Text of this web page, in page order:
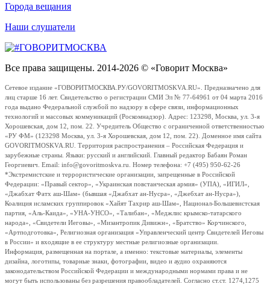
Города вещания
Наши слушатели
Все права защищены. 2014-2026 © «Говорит Москва»
Сетевое издание «ГОВОРИТМОСКВА.РУ/GOVORITMOSKVA.RU». Предназначено для
лиц старше 16 лет. Свидетельство о регистрации СМИ Эл № 77-64961 от 04 марта 2016
года выдано Федеральной службой по надзору в сфере связи, информационных
технологий и массовых коммуникаций (Роскомнадзор). Адрес: 123298, Москва, ул. 3-я
Хорошевская, дом 12, пом. 22. Учредитель Общество с ограниченной ответственностью
«РУ ФМ» (123298 Москва, ул. 3-я Хорошевская, дом 12, пом. 22). Доменное имя сайта
GOVORITMOSKVA.RU. Территория распространения – Российская Федерация и
зарубежные страны. Языки: русский и английский. Главный редактор Бабаян Роман
Георгиевич. Email: info@govoritmoskva.ru. Номер телефона: +7 (495) 950-62-26
*Экстремистские и террористические организации, запрещенные в Российской
Федерации: «Правый сектор», «Украинская повстанческая армия» (УПА), «ИГИЛ»,
«Джабхат Фатх аш-Шам» (бывшая «Джабхат ан-Нусра», «Джебхат ан-Нусра»),
Коалиция исламских группировок «Хайят Тахрир аш-Шам», Национал-Большевистская
партия, «Аль-Каида», «УНА-УНСО», «Талибан», «Меджлис крымско-татарского
народа», «Свидетели Иеговы», «Мизантропик Дивижн», «Братство» Корчинского,
«Артподготовка», Религиозная организация «Управленческий центр Свидетелей Иеговы
в России» и входящие в ее структуру местные религиозные организации.
Информация, размещенная на портале, а именно: текстовые материалы, элементы
дизайна, логотипы, товарные знаки, фотографии, видео и аудио охраняются
законодательством Российской Федерации и международными нормами права и не
могут быть использованы без разрешения правообладателей. Согласно ст.ст. 1274,1275